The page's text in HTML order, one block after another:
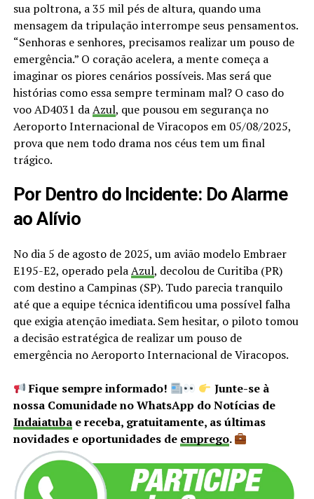
sua poltrona, a 35 mil pés de altura, quando uma
mensagem da tripulação interrompe seus pensamentos.
“Senhoras e senhores, precisamos realizar um pouso de
emergência.” O coração acelera, a mente começa a
imaginar os piores cenários possíveis. Mas será que
histórias como essa sempre terminam mal? O caso do
voo AD4031 daAzul, que pousou em segurança no
Aeroporto Internacional de Viracopos em 05/08/2025,
prova que nem todo drama nos céus tem um final
trágico.
Por Dentro do Incidente: Do Alarme
ao Alívio
No dia 5 de agosto de 2025, um avião modelo Embraer
E195-E2, operado pelaAzul, decolou de Curitiba (PR)
com destino a Campinas (SP). Tudo parecia tranquilo
até que a equipe técnica identificou uma possível falha
que exigia atenção imediata. Sem hesitar, o piloto tomou
a decisão estratégica de realizar um pouso de
emergência no Aeroporto Internacional de Viracopos.
Fique sempre informado!
Junte-se à
nossa Comunidade no WhatsApp do Notícias de
Indaiatubae receba, gratuitamente, as últimas
novidades e oportunidades de emprego.